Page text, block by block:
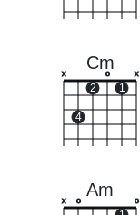
Cm
x
4
2
o
1
x
Am
x o o